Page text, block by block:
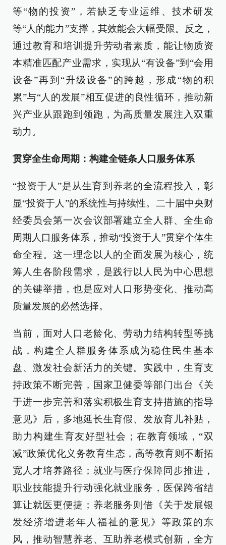
等“物的投资”，若缺乏专业运维、技术研发
等“人的能力”支撑，其效能会大幅受限。反之，
通过教育和培训提升劳动者素质，能让物质资
本精准匹配产业需求，实现从“有设备”到“会用
设备”再到“升级设备”的跨越，形成“物的积
累”与“人的发展”相互促进的良性循环，推动新
兴产业从跟跑到领跑，为高质量发展注入双重
动力。
贯穿全生命周期：构建全链条人口服务体系​
“投资于人”是从生育到养老的全流程投入，彰
显“投资于人”的系统性与持续性。二十届中央财
经委员会第一次会议部署建立全人群、全生命
周期人口服务体系，推动“投资于人”贯穿个体生
命全程。这一理念以人的全面发展为核心，统
筹人生各阶段需求，是践行以人民为中心思想
的关键举措，也是应对人口形势变化、推动高
质量发展的必然选择。
当前，面对人口老龄化、劳动力结构转型等挑
战，构建全人群服务体系成为稳住民生基本
盘、激发社会新活力的关键。实践中，生育支
持政策不断完善，国家卫健委等部门出台《关
于进一步完善和落实积极生育支持措施的指导
意见》后，多地延长生育假、发放育儿补贴，
助力构建生育友好型社会；在教育领域，“双
减”政策优化义务教育生态，高等教育则不断拓
宽人才培养路径；就业与医疗保障同步推进，
职业技能提升行动强化就业服务，医保跨省结
算让就医更便捷；养老服务则借《关于发展银
发经济增进老年人福祉的意见》等政策的东
风，推动智慧养老、互助养老模式创新，全方